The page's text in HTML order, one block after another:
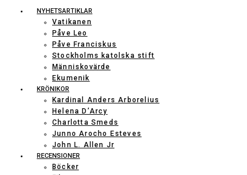
NYHETSARTIKLAR
Vatikanen
Påve Leo
Påve Franciskus
Stockholms katolska stift
Människovärde
Ekumenik
KRÖNIKOR
Kardinal Anders Arborelius
Helena D’Arcy
Charlotta Smeds
Junno Arocho Esteves
John L. Allen Jr
RECENSIONER
Böcker